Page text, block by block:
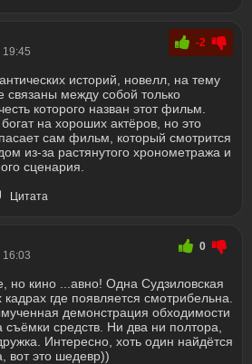
-2
историй, новелл, на тему
связаны между собой только
которого назван этот фильм.
богат на хороших актёров, но это
сам фильм, который смотрится
из-за растянутого хронометража и
сценария.
Цитата
0
но кино ...авно! Одна Судзиловская
где появляется смотрибельна.
демонстрация обходимости
средств. Ни два ни полтора,
Интересно, хоть один найдётся
вот это шедевр))